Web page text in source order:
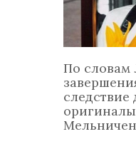
По словам